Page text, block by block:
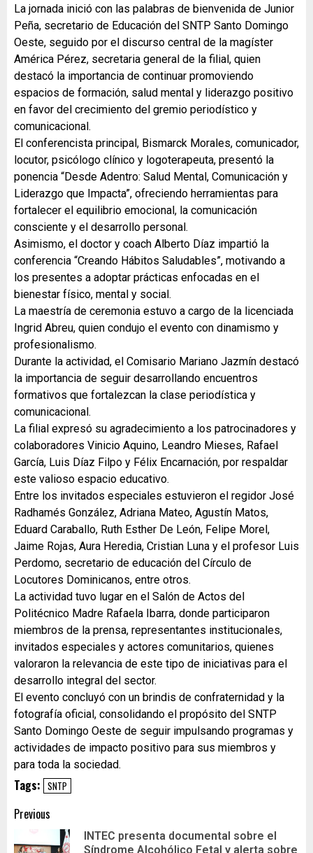
La jornada inició con las palabras de bienvenida de Junior
Peña, secretario de Educación del SNTP Santo Domingo
Oeste, seguido por el discurso central de la magíster
América Pérez, secretaria general de la filial, quien
destacó la importancia de continuar promoviendo
espacios de formación, salud mental y liderazgo positivo
en favor del crecimiento del gremio periodístico y
comunicacional.
El conferencista principal, Bismarck Morales, comunicador,
locutor, psicólogo clínico y logoterapeuta, presentó la
ponencia “Desde Adentro: Salud Mental, Comunicación y
Liderazgo que Impacta”, ofreciendo herramientas para
fortalecer el equilibrio emocional, la comunicación
consciente y el desarrollo personal.
Asimismo, el doctor y coach Alberto Díaz impartió la
conferencia “Creando Hábitos Saludables”, motivando a
los presentes a adoptar prácticas enfocadas en el
bienestar físico, mental y social.
La maestría de ceremonia estuvo a cargo de la licenciada
Ingrid Abreu, quien condujo el evento con dinamismo y
profesionalismo.
Durante la actividad, el Comisario Mariano Jazmín destacó
la importancia de seguir desarrollando encuentros
formativos que fortalezcan la clase periodística y
comunicacional.
La filial expresó su agradecimiento a los patrocinadores y
colaboradores Vinicio Aquino, Leandro Mieses, Rafael
García, Luis Díaz Filpo y Félix Encarnación, por respaldar
este valioso espacio educativo.
Entre los invitados especiales estuvieron el regidor José
Radhamés González, Adriana Mateo, Agustín Matos,
Eduard Caraballo, Ruth Esther De León, Felipe Morel,
Jaime Rojas, Aura Heredia, Cristian Luna y el profesor Luis
Perdomo, secretario de educación del Círculo de
Locutores Dominicanos, entre otros.
La actividad tuvo lugar en el Salón de Actos del
Politécnico Madre Rafaela Ibarra, donde participaron
miembros de la prensa, representantes institucionales,
invitados especiales y actores comunitarios, quienes
valoraron la relevancia de este tipo de iniciativas para el
desarrollo integral del sector.
El evento concluyó con un brindis de confraternidad y la
fotografía oficial, consolidando el propósito del SNTP
Santo Domingo Oeste de seguir impulsando programas y
actividades de impacto positivo para sus miembros y
para toda la sociedad.
Tags: SNTP
Previous
INTEC presenta documental sobre el
Síndrome Alcohólico Fetal y alerta sobre